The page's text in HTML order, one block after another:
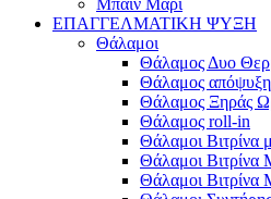
Μπαιν Μαρί
ΕΠΑΓΓΕΛΜΑΤΙΚΗ ΨΥΞΗ
Θάλαμοι
Θάλαμος Δυο
Θάλαμος
Θάλαμος Ξηράς
Θάλαμος roll-in
Θάλαμοι Βιτρίνα
Θάλαμοι Βιτρίνα
Θάλαμοι